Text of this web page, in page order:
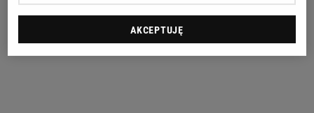
AKCEPTUJĘ